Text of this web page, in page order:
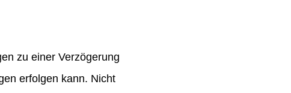
zu einer Verzögerung
erfolgen kann. Nicht